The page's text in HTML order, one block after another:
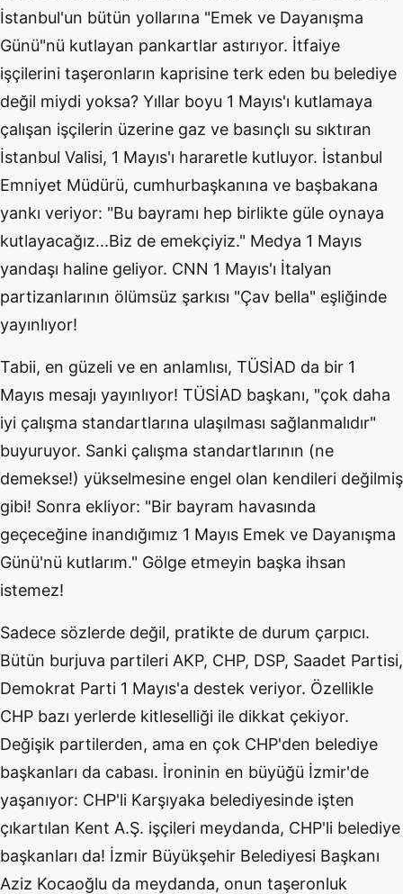
İstanbul'un bütün yollarına "Emek ve Dayanışma
Günü"nü kutlayan pankartlar astırıyor. İtfaiye
işçilerini taşeronların kaprisine terk eden bu belediye
değil miydi yoksa? Yıllar boyu 1 Mayıs'ı kutlamaya
çalışan işçilerin üzerine gaz ve basınçlı su sıktıran
İstanbul Valisi, 1 Mayıs'ı hararetle kutluyor. İstanbul
Emniyet Müdürü, cumhurbaşkanına ve başbakana
yankı veriyor: "Bu bayramı hep birlikte güle oynaya
kutlayacağız...Biz de emekçiyiz." Medya 1 Mayıs
yandaşı haline geliyor. CNN 1 Mayıs'ı İtalyan
partizanlarının ölümsüz şarkısı "Çav bella" eşliğinde
yayınlıyor!
Tabii, en güzeli ve en anlamlısı, TÜSİAD da bir 1
Mayıs mesajı yayınlıyor! TÜSİAD başkanı, "çok daha
iyi çalışma standartlarına ulaşılması sağlanmalıdır"
buyuruyor. Sanki çalışma standartlarının (ne
demekse!) yükselmesine engel olan kendileri değilmiş
gibi! Sonra ekliyor: "Bir bayram havasında
geçeceğine inandığımız 1 Mayıs Emek ve Dayanışma
Günü'nü kutlarım." Gölge etmeyin başka ihsan
istemez!
Sadece sözlerde değil, pratikte de durum çarpıcı.
Bütün burjuva partileri AKP, CHP, DSP, Saadet Partisi,
Demokrat Parti 1 Mayıs'a destek veriyor. Özellikle
CHP bazı yerlerde kitleselliği ile dikkat çekiyor.
Değişik partilerden, ama en çok CHP'den belediye
başkanları da cabası. İroninin en büyüğü İzmir'de
yaşanıyor: CHP'li Karşıyaka belediyesinde işten
çıkartılan Kent A.Ş. işçileri meydanda, CHP'li belediye
başkanları da! İzmir Büyükşehir Belediyesi Başkanı
Aziz Kocaoğlu da meydanda, onun taşeronluk